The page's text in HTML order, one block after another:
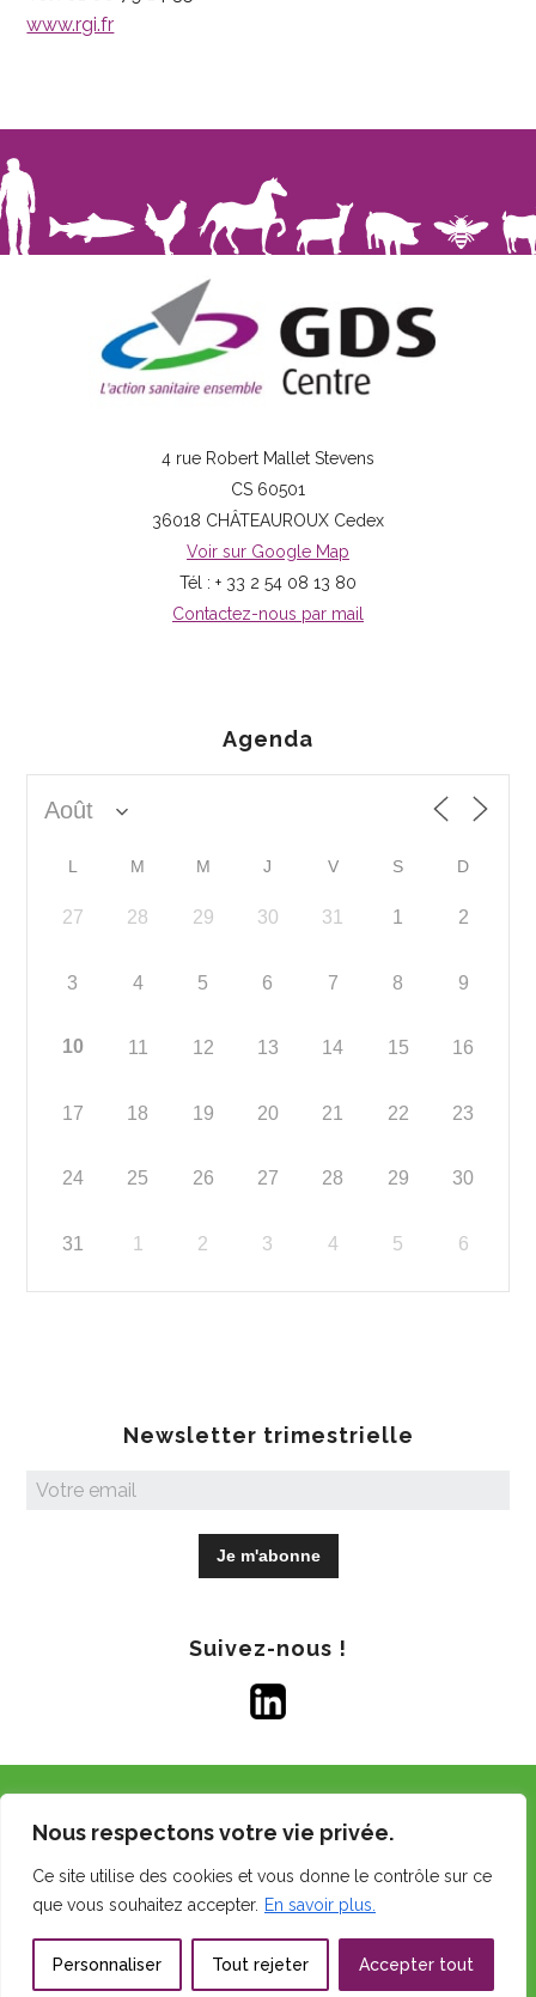
Nous respectons votre vie privée.
Ce site utilise des cookies et vous donne le contrôle sur ce
que vous souhaitez accepter. En savoir plus.
Personnaliser Tout rejeter Accepter tout
www.rgi.fr
4 rue Robert Mallet Stevens
CS 60501
36018 CHÂTEAUROUX Cedex
Voir sur Google Map
Tél : + 33 2 54 08 13 80
Contactez-nous par mail
Agenda
L M M J V S D
27 28 29 30 31 1 2
3 4 5 6 7 8 9
10 11 12 13 14 15 16
17 18 19 20 21 22 23
24 25 26 27 28 29 30
31 1 2 3 4 5 6
Newsletter trimestrielle
Suivez-nous !
Tous droits réservés.
Mentions légales
Politique d’utilisation des cookies
Réalisation du site web :